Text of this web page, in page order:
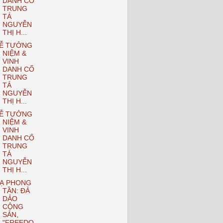
TRUNG
TÁ
NGUYỄN
THỊ H...
TƯỞNG
NIỆM &
VINH
DANH CỐ
TRUNG
TÁ
NGUYỄN
THỊ H...
TƯỞNG
NIỆM &
VINH
DANH CỐ
TRUNG
TÁ
NGUYỄN
THỊ H...
PHONG
TẦN: ĐẢ
DẢO
CỘNG
SẢN,